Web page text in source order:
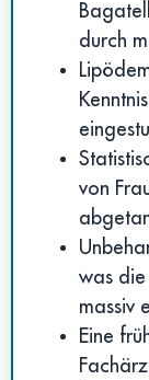
durch
von
was die
massiv
Eine